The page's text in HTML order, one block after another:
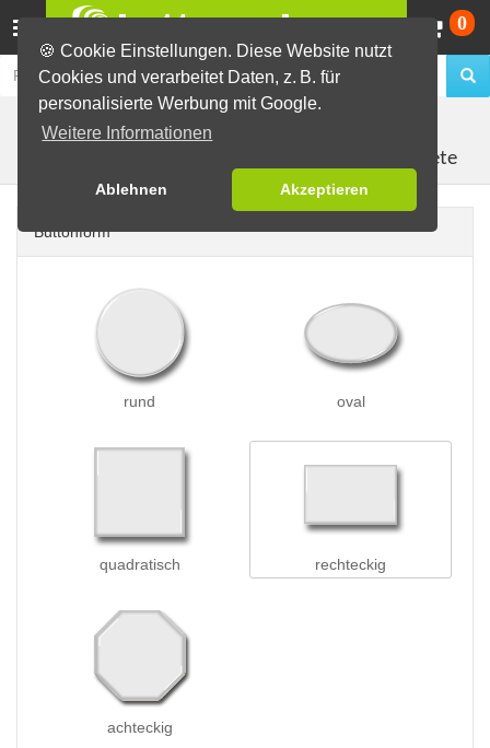
🍪 Cookie Einstellungen. Diese Website nutzt
Cookies und verarbeitet Daten, z. B. für
personalisierte Werbung mit Google.
Weitere Informationen
Ablehnen Akzeptieren
0
Buttons erstellen Magnetbuttons
Kühlschrankmagnete
Buttonform
rund oval
quadratisch rechteckig
achteckig